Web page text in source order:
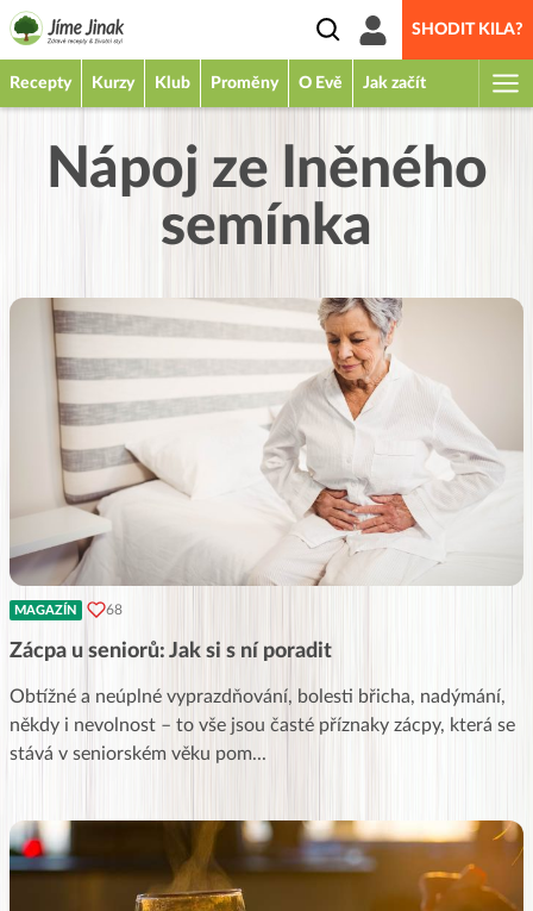
SHODIT KILA?
Recepty Kurzy Klub Proměny O Evě Jak začít
Nápoj ze lněného
semínka
MAGAZÍN 68
Zácpa u seniorů: Jak si s ní poradit
Obtížné a neúplné vyprazdňování, bolesti břicha, nadýmání,
někdy i nevolnost – to vše jsou časté příznaky zácpy, která se
stává v seniorském věku pom...